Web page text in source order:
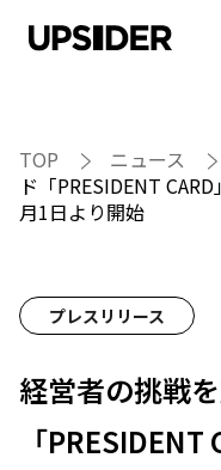
TOP ニュース
ド「PRESIDENT
月1日より開始
プレスリリース
経営者の挑戦
「